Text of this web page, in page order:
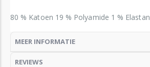
80 % Katoen 19 % Polyamide 1 % Elastan
MEER INFORMATIE
REVIEWS